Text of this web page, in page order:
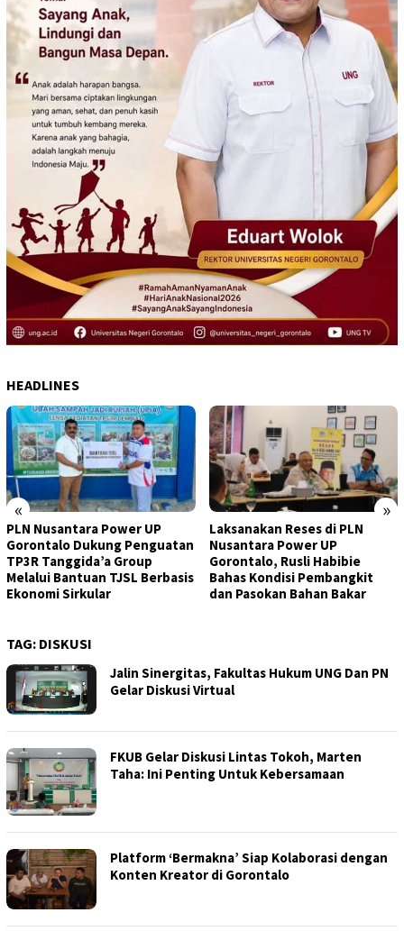
HEADLINES
« »
PLN Nusantara Power UP
Gorontalo Dukung Penguatan
TP3R Tanggida’a Group
Melalui Bantuan TJSL Berbasis
Ekonomi Sirkular
Laksanakan Reses di PLN
Nusantara Power UP
Gorontalo, Rusli Habibie
Bahas Kondisi Pembangkit
dan Pasokan Bahan Bakar
TAG: DISKUSI
Jalin Sinergitas, Fakultas Hukum UNG Dan PN
Gelar Diskusi Virtual
FKUB Gelar Diskusi Lintas Tokoh, Marten
Taha: Ini Penting Untuk Kebersamaan
Platform ‘Bermakna’ Siap Kolaborasi dengan
Konten Kreator di Gorontalo